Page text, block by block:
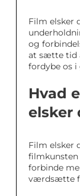
Film elsker
og
at sætte tid
fordybe os
Hvad
elsker
Film elsker
filmkunsten
forbinde
værdsætte